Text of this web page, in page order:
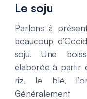
Le soju
Parlons à
beaucoup
soju. Une
élaborée à partir
riz, le blé,